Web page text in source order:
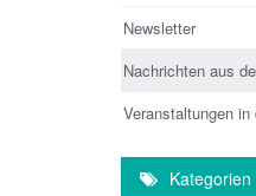
Newsletter
Nachrichten aus
Veranstaltungen in
Kategorien